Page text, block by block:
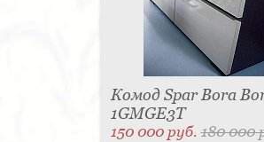
Комод Spar Bora
1GMGE3T
150 000 руб.180 000